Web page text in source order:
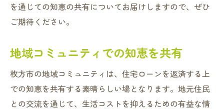
を通じての知恵の共有についてお届けしますので、ぜひ
ご期待ください。
地域コミュニティでの知恵を共有
枚方市の地域コミュニティは、住宅ローンを返済する上
での知恵を共有する素晴らしい場となります。地元住民
との交流を通じて、生活コストを抑えるための有益な情